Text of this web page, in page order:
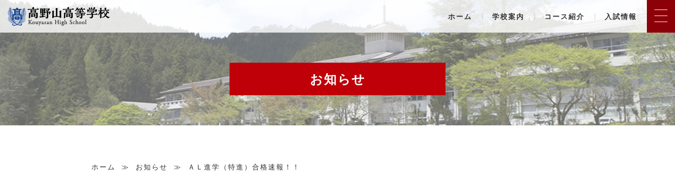
ホーム 学校案内 コース紹介 入試情報
お知らせ
ホーム ≫ お知らせ ≫ ＡＬ進学（特進）合格速報！！